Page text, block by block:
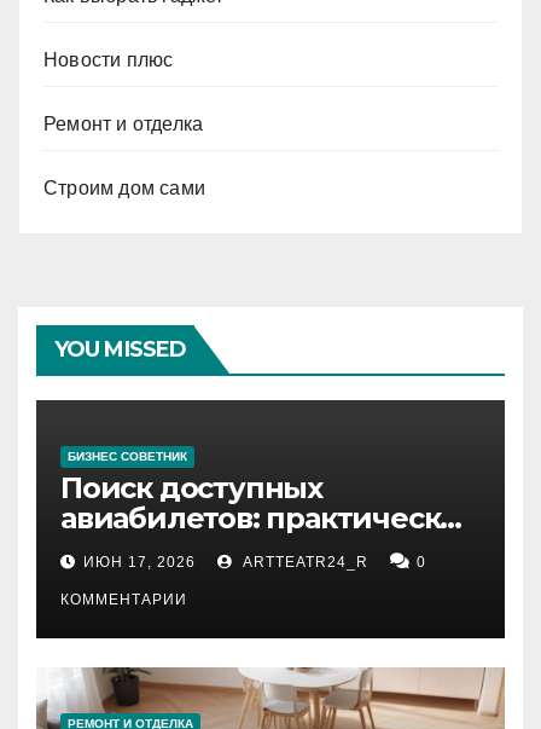
Новости плюс
Ремонт и отделка
Строим дом сами
YOU MISSED
БИЗНЕС СОВЕТНИК
Поиск доступных
авиабилетов: практические
рекомендации
ИЮН 17, 2026 ARTTEATR24_R 0
КОММЕНТАРИИ
РЕМОНТ И ОТДЕЛКА